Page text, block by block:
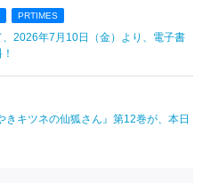
PRTIMES
2026年7月10日（金）より、電子書
キツネの仙狐さん』第12巻が、本日